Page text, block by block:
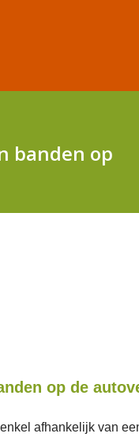
banden op
op de
afhankelijk van